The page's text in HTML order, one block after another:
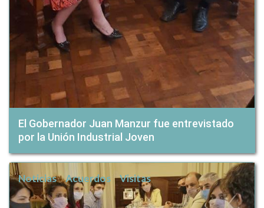
El Gobernador Juan Manzur fue entrevistado
por la Unión Industrial Joven
Noticias Acuerdos Visitas